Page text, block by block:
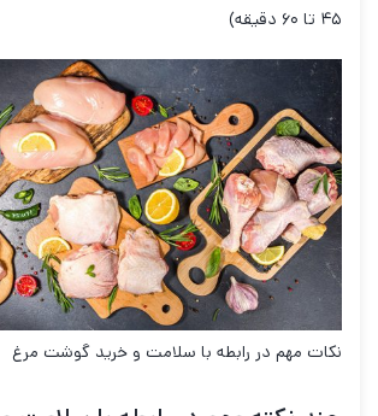
۴۵ تا ۶۰ دقیقه)
نکات مهم در رابطه با سلامت و خرید گوشت مرغ